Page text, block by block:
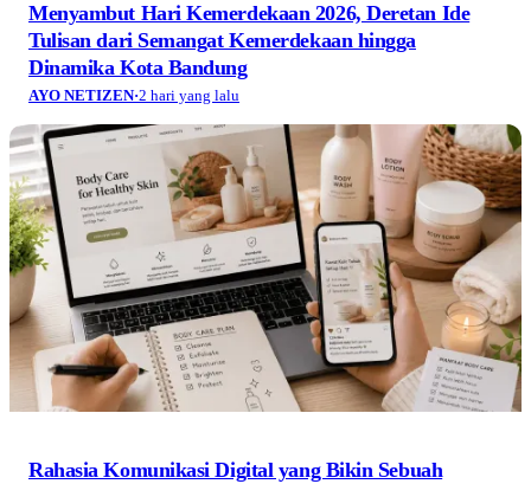
Menyambut Hari Kemerdekaan 2026, Deretan Ide
Tulisan dari Semangat Kemerdekaan hingga
Dinamika Kota Bandung
AYO NETIZEN·2 hari yang lalu
Rahasia Komunikasi Digital yang Bikin Sebuah